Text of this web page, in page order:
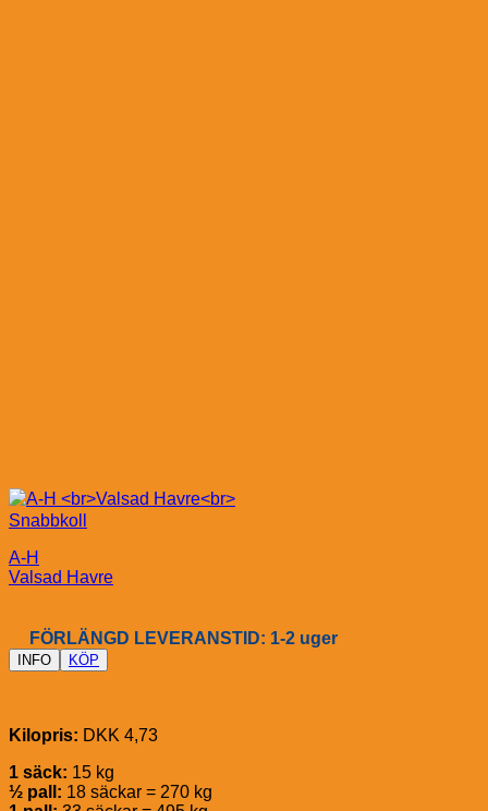
Snabbkoll
A-H
Valsad Havre
FÖRLÄNGD LEVERANSTID: 1-2 uger
INFO KÖP
Kilopris: DKK 4,73
1 säck: 15 kg
½ pall: 18 säckar = 270 kg